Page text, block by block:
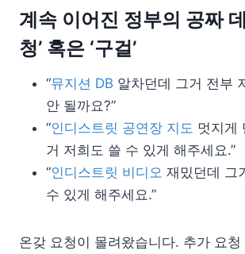
계속 이어진 정부의 공짜
청’ 혹은 ‘구걸’
“뮤지션 DB 알차던데 그거 전부
안 될까요?”
“인디스트릿 공연장 지도 멋지게
거 저희도 쓸 수 있게 해주세요.”
“인디스트릿 비디오 재밌던데 그
수 있게 해주세요.”
온갖 요청이 몰려왔습니다. 추가 요청